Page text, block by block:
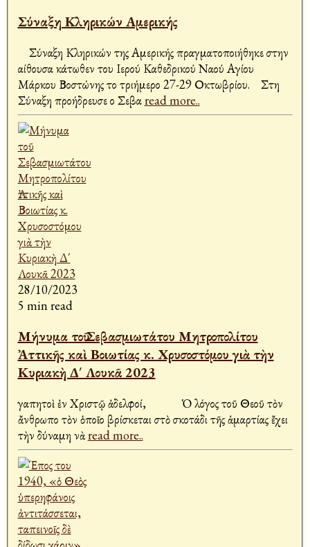
Σύναξη Κληρικών Αμερικής
Σύναξη Κληρικών της Αμερικής πραγματοποιήθηκε στην
αίθουσα κάτωθεν του Ιερού Καθεδρικού Ναού Αγίου
Μάρκου Βοστώνης το τριήμερο 27-29 Οκτωβρίου. Στη
Σύναξη προήδρευσε ο Σεβαread more..
28/10/2023
5 min read
Μήνυμα τοῦ Σεβασμιωτάτου Μητροπολίτου
Ἀττικῆς καὶ Βοιωτίας κ. Χρυσοστόμου γιὰ τὴν
Κυριακὴ Δ΄ Λουκᾶ 2023
Ἀγαπητοὶ ἐν Χριστῷ ἀδελφοί, Ὁ λόγος τοῦ Θεοῦ τὸν
ἄνθρωπο τὸν ὁποῖο βρίσκεται στὸ σκοτάδι τῆς ἁμαρτίας ἔχει
τὴν δύναμη νὰread more..